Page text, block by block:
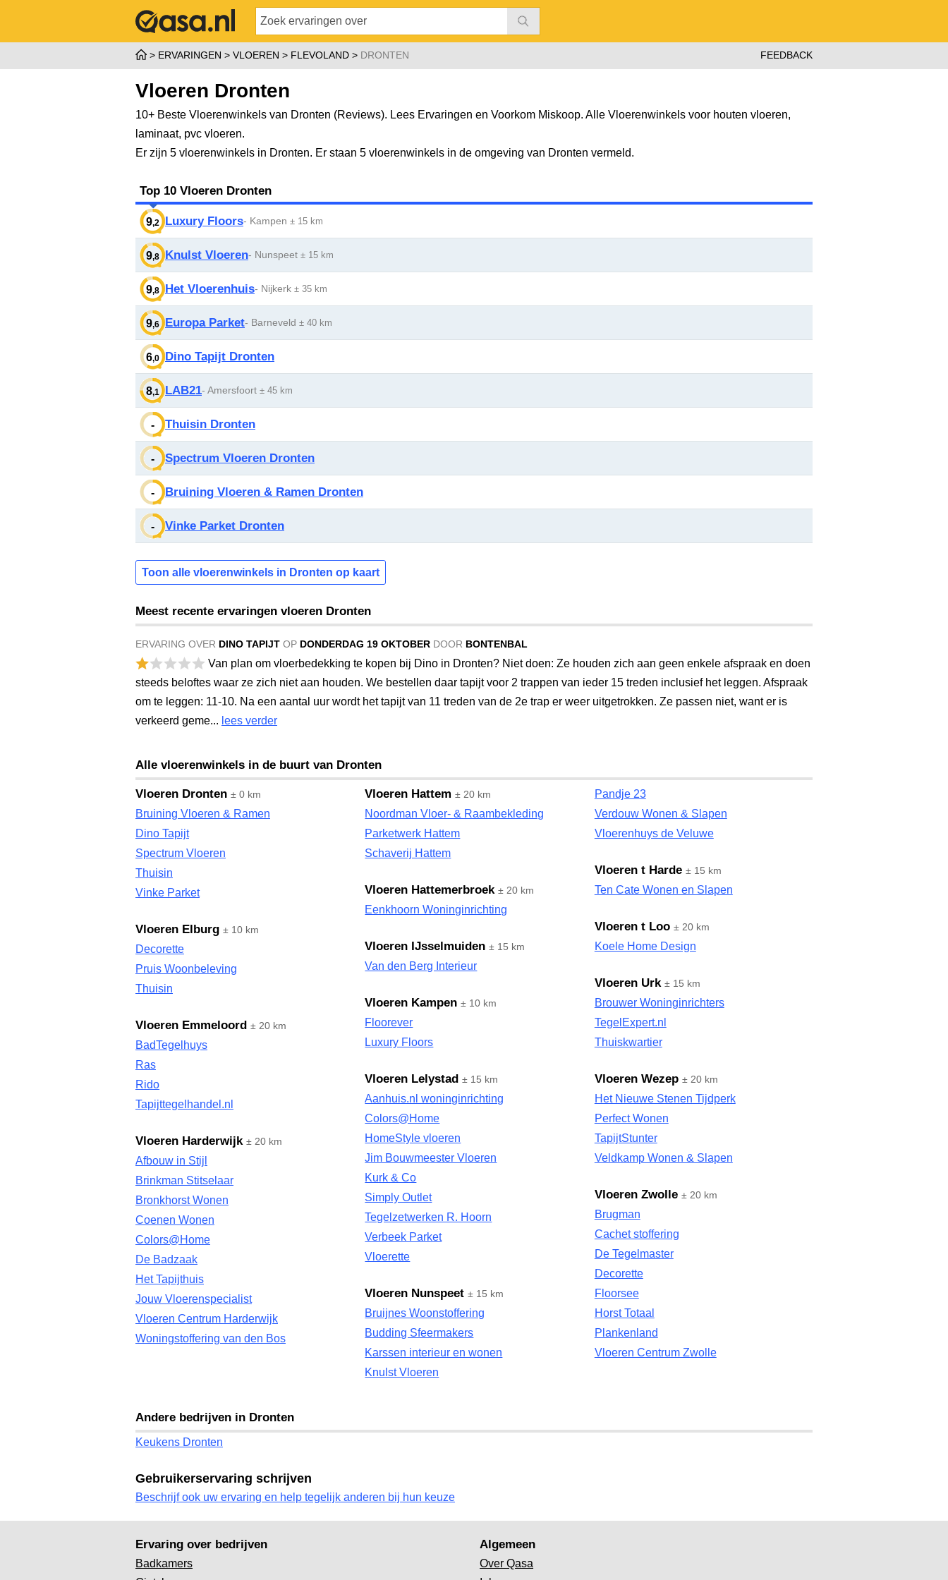
ERVARINGEN VLOEREN FLEVOLAND DRONTEN FEEDBACK
Vloeren Dronten
10+ Beste Vloerenwinkels van Dronten (Reviews). Lees Ervaringen en Voorkom Miskoop. Alle Vloerenwinkels voor houten vloeren,
laminaat, pvc vloeren.
Er zijn 5 vloerenwinkels in Dronten. Er staan 5 vloerenwinkels in de omgeving van Dronten vermeld.
Top 10 Vloeren Dronten
9,2 Luxury Floors- Kampen ± 15 km
9,8 Knulst Vloeren- Nunspeet ± 15 km
9,8 Het Vloerenhuis- Nijkerk ± 35 km
9,6 Europa Parket- Barneveld ± 40 km
6,0 Dino Tapijt Dronten
8,1 LAB21- Amersfoort ± 45 km
- Thuisin Dronten
- Spectrum Vloeren Dronten
- Bruining Vloeren & Ramen Dronten
- Vinke Parket Dronten
Toon alle vloerenwinkels in Dronten op kaart
Meest recente ervaringen vloeren Dronten
ERVARING OVER DINO TAPIJT OP DONDERDAG 19 OKTOBER DOOR BONTENBAL
Van plan om vloerbedekking te kopen bij Dino in Dronten? Niet doen: Ze houden zich aan geen enkele afspraak en doen
steeds beloftes waar ze zich niet aan houden. We bestellen daar tapijt voor 2 trappen van ieder 15 treden inclusief het leggen. Afspraak
om te leggen: 11-10. Na een aantal uur wordt het tapijt van 11 treden van de 2e trap er weer uitgetrokken. Ze passen niet, want er is
verkeerd geme... lees verder
Alle vloerenwinkels in de buurt van Dronten
Vloeren Dronten ± 0 km
Bruining Vloeren & Ramen
Dino Tapijt
Spectrum Vloeren
Thuisin
Vinke Parket
Vloeren Elburg ± 10 km
Decorette
Pruis Woonbeleving
Thuisin
Vloeren Emmeloord ± 20 km
BadTegelhuys
Ras
Rido
Tapijttegelhandel.nl
Vloeren Harderwijk ± 20 km
Afbouw in Stijl
Brinkman Stitselaar
Bronkhorst Wonen
Coenen Wonen
Colors@Home
De Badzaak
Het Tapijthuis
Jouw Vloerenspecialist
Vloeren Centrum Harderwijk
Woningstoffering van den Bos
Vloeren Hattem ± 20 km
Noordman Vloer- & Raambekleding
Parketwerk Hattem
Schaverij Hattem
Vloeren Hattemerbroek ± 20 km
Eenkhoorn Woninginrichting
Vloeren IJsselmuiden ± 15 km
Van den Berg Interieur
Vloeren Kampen ± 10 km
Floorever
Luxury Floors
Vloeren Lelystad ± 15 km
Aanhuis.nl woninginrichting
Colors@Home
HomeStyle vloeren
Jim Bouwmeester Vloeren
Kurk & Co
Simply Outlet
Tegelzetwerken R. Hoorn
Verbeek Parket
Vloerette
Vloeren Nunspeet ± 15 km
Bruijnes Woonstoffering
Budding Sfeermakers
Karssen interieur en wonen
Knulst Vloeren
Pandje 23
Verdouw Wonen & Slapen
Vloerenhuys de Veluwe
Vloeren t Harde ± 15 km
Ten Cate Wonen en Slapen
Vloeren t Loo ± 20 km
Koele Home Design
Vloeren Urk ± 15 km
Brouwer Woninginrichters
TegelExpert.nl
Thuiskwartier
Vloeren Wezep ± 20 km
Het Nieuwe Stenen Tijdperk
Perfect Wonen
TapijtStunter
Veldkamp Wonen & Slapen
Vloeren Zwolle ± 20 km
Brugman
Cachet stoffering
De Tegelmaster
Decorette
Floorsee
Horst Totaal
Plankenland
Vloeren Centrum Zwolle
Andere bedrijven in Dronten
Keukens Dronten
Gebruikerservaring schrijven
Beschrijf ook uw ervaring en help tegelijk anderen bij hun keuze
Ervaring over bedrijven
Badkamers
Algemeen
Over Qasa